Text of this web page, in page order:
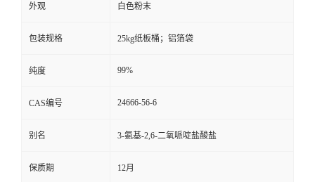
外观 白色粉末
包装规格 25kg纸板桶；铝箔袋
纯度 99%
CAS编号 24666-56-6
别名 3-氨基-2,6-二氧哌啶盐酸盐
保质期 12月